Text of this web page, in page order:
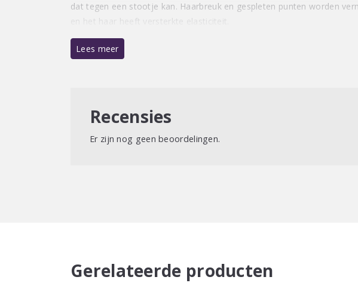
dat tegen een stootje kan. Haarbreuk en gespleten punten worden
en het haar heeft versterkte elasticiteit.
Lees meer
Recensies
Er zijn nog geen beoordelingen.
Gerelateerde producten